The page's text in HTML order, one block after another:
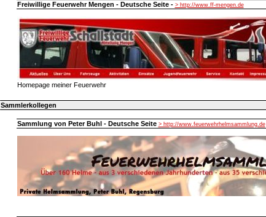
Freiwillige Feuerwehr Mengen - Deutsche Seite - > http://www.ff-mengen.de
Homepage meiner Feuerwehr
Sammlerkollegen
Sammlung von Peter Buhl - Deutsche Seite > http://www.feuerwehrhelmsammlung.de